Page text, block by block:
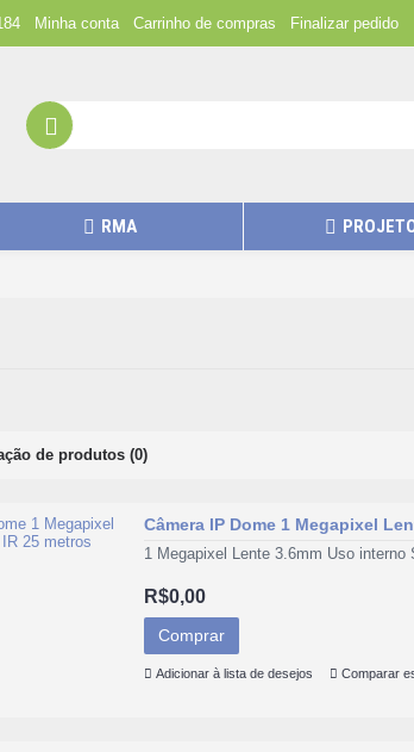
Minha conta Carrinho de compras Finalizar pedido
RMA
de produtos (0)
Câmera IP Dome 1 Megapixel
1 Megapixel Lente 3.6mm Uso
R$0,00
Comprar
Adicionar à lista de desejos Comparar